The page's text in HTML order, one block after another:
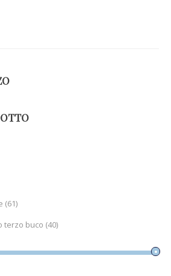
(61)
terzo buco (40)